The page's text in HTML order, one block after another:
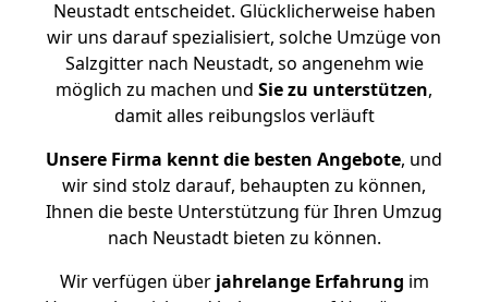
Neustadt entscheidet. Glücklicherweise haben
wir uns darauf spezialisiert, solche Umzüge von
Salzgitter nach Neustadt, so angenehm wie
möglich zu machen und Sie zu unterstützen,
damit alles reibungslos verläuft
Unsere Firma kennt die besten Angebote, und
wir sind stolz darauf, behaupten zu können,
Ihnen die beste Unterstützung für Ihren Umzug
nach Neustadt bieten zu können.
Wir verfügen überjahrelange Erfahrung im